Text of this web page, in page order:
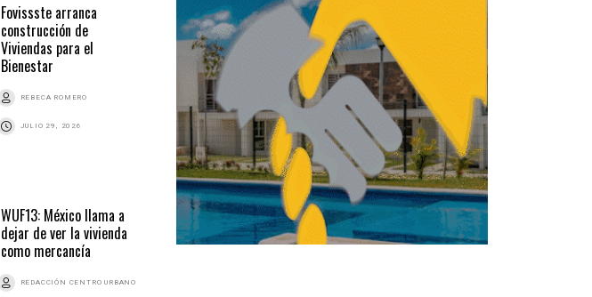
Fovissste arranca
construcción de
Viviendas para el
Bienestar
REBECA ROMERO
JULIO 29, 2026
WUF13: México llama a
dejar de ver la vivienda
como mercancía
REDACCIÓN CENTRO URBANO
Proponen el ‘Decálogo
por la calidad de la
vivienda’
REBECA ROMERO
ABRIL 20, 2026
VIVIENDA
Vivienda: participación
femenina avanza, pero
persisten barreras en
dirección y desarrollo